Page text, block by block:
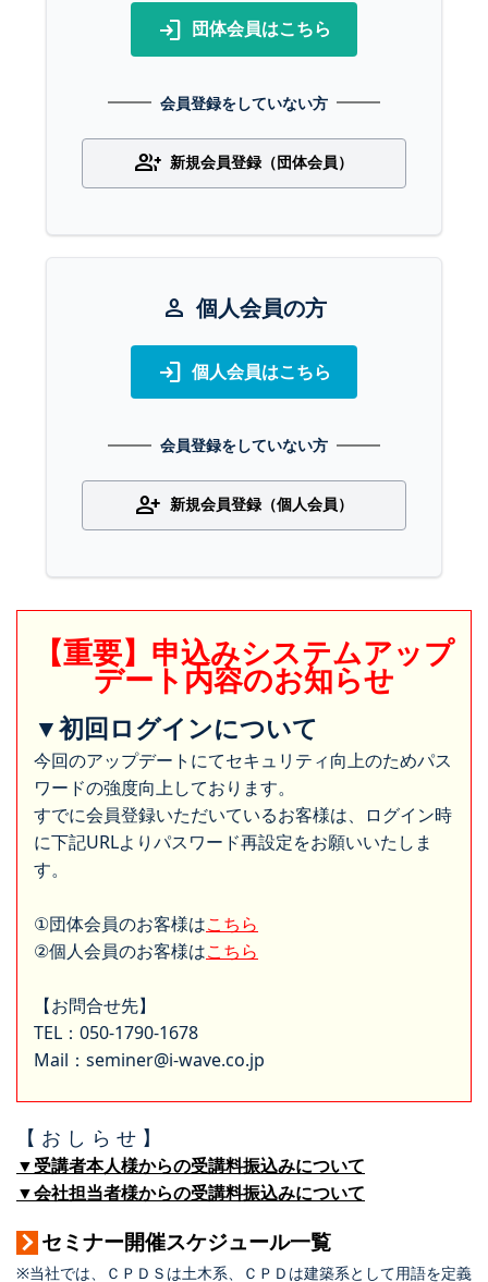
login 団体会員はこちら
会員登録をしていない方
group_add 新規会員登録（団体会員）
person 個人会員の方
login 個人会員はこちら
会員登録をしていない方
person_add 新規会員登録（個人会員）
【重要】申込みシステムアップ
デート内容のお知らせ
▼初回ログインについて
今回のアップデートにてセキュリティ向上のためパス
ワードの強度向上しております。
すでに会員登録いただいているお客様は、ログイン時
に下記URLよりパスワード再設定をお願いいたしま
す。
①団体会員のお客様はこちら
②個人会員のお客様はこちら
【お問合せ先】
TEL：050-1790-1678
Mail：seminer@i-wave.co.jp
【 お し ら せ 】
▼受講者本人様からの受講料振込みについて
▼会社担当者様からの受講料振込みについて
セミナー開催スケジュール一覧
※当社では、ＣＰＤＳは土木系、ＣＰＤは建築系として用語を定義